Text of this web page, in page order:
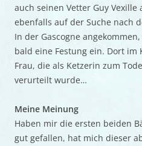
auch seinen Vetter Guy Vexille
ebenfalls auf der Suche nach
In der Gascogne
bald eine Festung ein. Dort im
Frau, die als Ketzerin zum
verurteilt wurde…
Meine Meinung
Haben mir die ersten beiden
gut gefallen, hat mich dieser